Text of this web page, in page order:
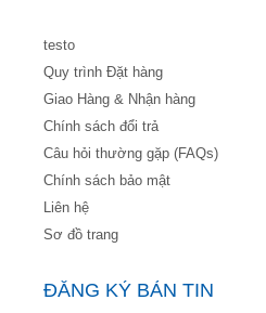
testo
Quy trình Đặt hàng
Giao Hàng & Nhận hàng
Chính sách đổi trả
Câu hỏi thường gặp (FAQs)
Chính sách bảo mật
Liên hệ
Sơ đồ trang
ĐĂNG KÝ BẢN TIN